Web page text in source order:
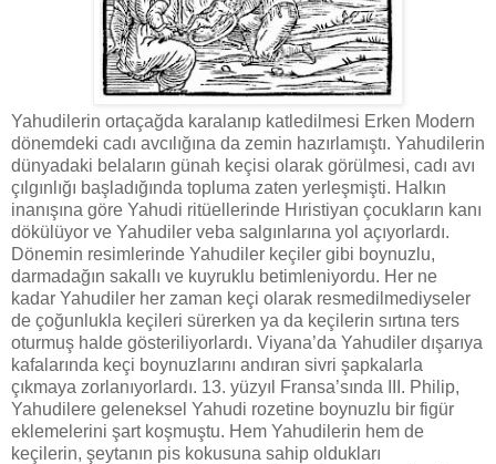
Yahudilerin ortaçağda karalanıp katledilmesi Erken Modern
dönemdeki cadı avcılığına da zemin hazırlamıştı. Yahudilerin
dünyadaki belaların günah keçisi olarak görülmesi, cadı avı
çılgınlığı başladığında topluma zaten yerleşmişti. Halkın
inanışına göre Yahudi ritüellerinde Hıristiyan çocukların kanı
dökülüyor ve Yahudiler veba salgınlarına yol açıyorlardı.
Dönemin resimlerinde Yahudiler keçiler gibi boynuzlu,
darmadağın sakallı ve kuyruklu betimleniyordu. Her ne
kadar Yahudiler her zaman keçi olarak resmedilmediyseler
de çoğunlukla keçileri sürerken ya da keçilerin sırtına ters
oturmuş halde gösteriliyorlardı. Viyana’da Yahudiler dışarıya
kafalarında keçi boynuzlarını andıran sivri şapkalarla
çıkmaya zorlanıyorlardı. 13. yüzyıl Fransa’sında III. Philip,
Yahudilere geleneksel Yahudi rozetine boynuzlu bir figür
eklemelerini şart koşmuştu. Hem Yahudilerin hem de
keçilerin, şeytanın pis kokusuna sahip oldukları